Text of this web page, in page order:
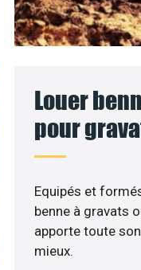
Louer
pour
Equipés et
benne à gravats
apporte toute
mieux.